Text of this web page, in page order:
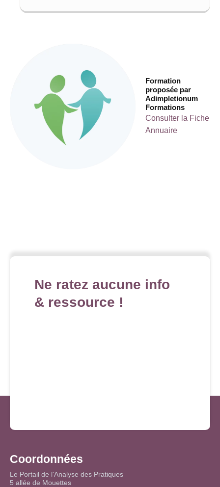
Formation
proposée par
Adimpletionum
Formations
Consulter la Fiche
Annuaire
Ne ratez aucune info
& ressource !
Coordonnées
Le Portail de l'Analyse des Pratiques
5 allée de Mouettes